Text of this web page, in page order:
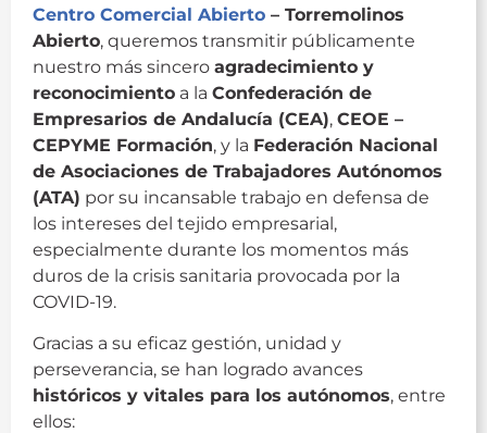
Centro Comercial Abierto – Torremolinos
Abierto, queremos transmitir públicamente
nuestro más sincero agradecimiento y
reconocimiento a la Confederación de
Empresarios de Andalucía (CEA), CEOE –
CEPYME Formación, y la Federación Nacional
de Asociaciones de Trabajadores Autónomos
(ATA) por su incansable trabajo en defensa de
los intereses del tejido empresarial,
especialmente durante los momentos más
duros de la crisis sanitaria provocada por la
COVID-19.
Gracias a su eficaz gestión, unidad y
perseverancia, se han logrado avances
históricos y vitales para los autónomos, entre
ellos: